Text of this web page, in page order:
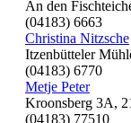
An den
(04183) 6663
Christina Nitzsche
Itzenbütteler
(04183) 6770
Metje Peter
Kroonsberg 3A,
(04183) 77510